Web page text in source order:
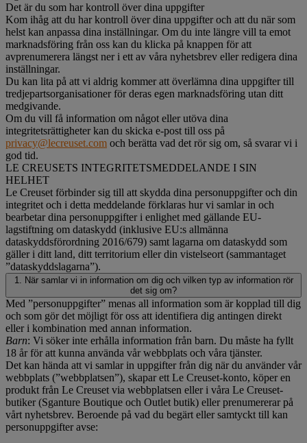
Det är du som har kontroll över dina uppgifter
Kom ihåg att du har kontroll över dina uppgifter och att du när som
helst kan anpassa dina inställningar. Om du inte längre vill ta emot
marknadsföring från oss kan du klicka på knappen för att
avprenumerera längst ner i ett av våra nyhetsbrev eller redigera dina
inställningar.
Du kan lita på att vi aldrig kommer att överlämna dina uppgifter till
tredjepartsorganisationer för deras egen marknadsföring utan ditt
medgivande.
Om du vill få information om något eller utöva dina
integritetsrättigheter kan du skicka e-post till oss på
privacy@lecreuset.com och berätta vad det rör sig om, så svarar vi i
god tid.
LE CREUSETS INTEGRITETSMEDDELANDE I SIN
HELHET
Le Creuset förbinder sig till att skydda dina personuppgifter och din
integritet och i detta meddelande förklaras hur vi samlar in och
bearbetar dina personuppgifter i enlighet med gällande EU-
lagstiftning om dataskydd (inklusive EU:s allmänna
dataskyddsförordning 2016/679) samt lagarna om dataskydd som
gäller i ditt land, ditt territorium eller din vistelseort (sammantaget
”dataskyddslagarna”).
1. När samlar vi in information om dig och vilken typ av information rör
det sig om?
Med ”personuppgifter” menas all information som är kopplad till dig
och som gör det möjligt för oss att identifiera dig antingen direkt
eller i kombination med annan information.
Barn: Vi söker inte erhålla information från barn. Du måste ha fyllt
18 år för att kunna använda vår webbplats och våra tjänster.
Det kan hända att vi samlar in uppgifter från dig när du använder vår
webbplats (”webbplatsen”), skapar ett Le Creuset-konto, köper en
produkt från Le Creuset via webbplatsen eller i våra Le Creuset-
butiker (Sganture Boutique och Outlet butik) eller prenumererar på
vårt nyhetsbrev. Beroende på vad du begärt eller samtyckt till kan
personuppgifter avse: